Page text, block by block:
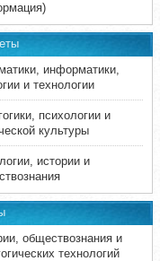
информатики,
и технологии
психологии и
культуры
истории и
обществознания и
технологий